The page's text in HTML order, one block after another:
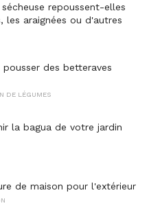
repoussent-elles
les araignées ou d'autres
des betteraves
DE LÉGUMES
la bagua de votre jardin
de maison pour l'extérieur